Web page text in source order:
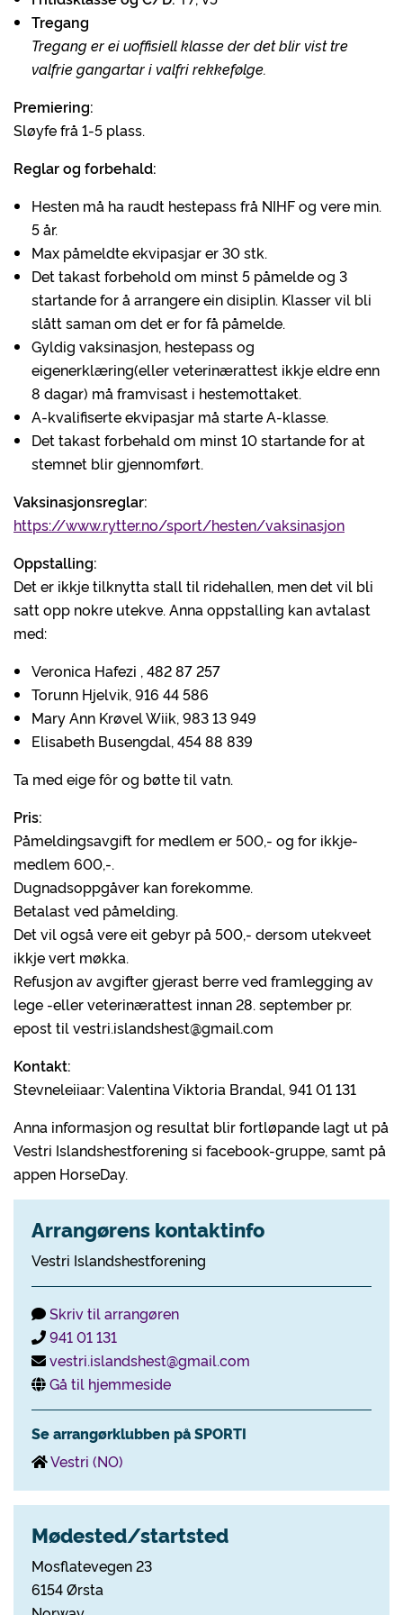
Tregang
Tregang er ei uoffisiell klasse der det blir vist tre
valfrie gangartar i valfri rekkefølge.
Premiering:
Sløyfe frå 1-5 plass.
Reglar og forbehald:
Hesten må ha raudt hestepass frå NIHF og vere min.
5 år.
Max påmeldte ekvipasjar er 30 stk.
Det takast forbehold om minst 5 påmelde og 3
startande for å arrangere ein disiplin. Klasser vil bli
slått saman om det er for få påmelde.
Gyldig vaksinasjon, hestepass og
eigenerklæring(eller veterinærattest ikkje eldre enn
8 dagar) må framvisast i hestemottaket.
A-kvalifiserte ekvipasjar må starte A-klasse.
Det takast forbehald om minst 10 startande for at
stemnet blir gjennomført.
Vaksinasjonsreglar:
https://www.rytter.no/sport/hesten/vaksinasjon
Oppstalling:
Det er ikkje tilknytta stall til ridehallen, men det vil bli
satt opp nokre utekve. Anna oppstalling kan avtalast
med:
Veronica Hafezi , 482 87 257
Torunn Hjelvik, 916 44 586
Mary Ann Krøvel Wiik, 983 13 949
Elisabeth Busengdal, 454 88 839
Ta med eige fôr og bøtte til vatn.
Pris:
Påmeldingsavgift for medlem er 500,- og for ikkje-
medlem 600,-.
Dugnadsoppgåver kan forekomme.
Betalast ved påmelding.
Det vil også vere eit gebyr på 500,- dersom utekveet
ikkje vert møkka.
Refusjon av avgifter gjerast berre ved framlegging av
lege -eller veterinærattest innan 28. september pr.
epost til vestri.islandshest@gmail.com
Kontakt:
Stevneleiiaar: Valentina Viktoria Brandal, 941 01 131
Anna informasjon og resultat blir fortløpande lagt ut på
Vestri Islandshestforening si facebook-gruppe, samt på
appen HorseDay.
Arrangørens kontaktinfo
Vestri Islandshestforening
Skriv til arrangøren
941 01 131
vestri.islandshest@gmail.com
Gå til hjemmeside
Se arrangørklubben på SPORTI
Vestri (NO)
Mødested/startsted
Mosflatevegen 23
6154 Ørsta